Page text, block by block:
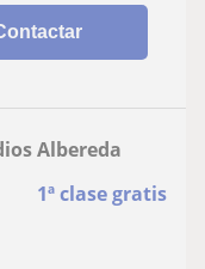
1ª clase gratis
Albereda